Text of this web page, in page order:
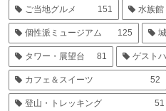
ご当地グルメ 151 水族館
個性派ミュージアム 125 城
タワー・展望台 81 ゲスト
カフェ＆スイーツ 52
登山・トレッキング 51